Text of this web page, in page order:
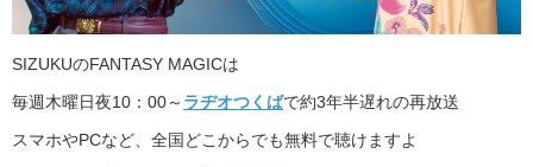
SIZUKUのFANTASY MAGICは
毎週木曜日夜10：00～ ラヂオつくばで約3年半遅れの再放送
スマホやPCなど、全国どこからでも無料で聴けますよ